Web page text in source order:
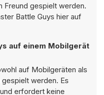
Freund gespielt werden.
Battle Guys hier auf
auf einem Mobilgerät
auf Mobilgeräten als
werden. Es
erfordert keine